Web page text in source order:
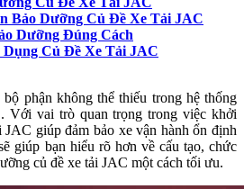
Bảo Dưỡng Củ Đề Xe Tải JAC
Dưỡng Đúng Cách
Củ Đề Xe Tải JAC
phận không thể thiếu trong hệ thống
Với vai trò quan trọng trong việc khởi
giúp đảm bảo xe vận hành ổn định
giúp bạn hiểu rõ hơn về cấu tạo, chức
củ đề xe tải JAC một cách tối ưu.